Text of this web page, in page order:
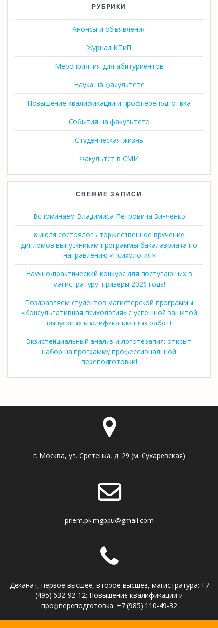
РУБРИКИ
Анонсы и объявления
Журнал КПиП
Мероприятия для абитуриентов
Наука на факультете
Повышение квалификации и профпереподготвка
События на факультете
Студенческая жизнь
Факультет в СМИ
СВЕЖИЕ ЗАПИСИ
Вспоминаем Владимира Петровича Зинченко
8 июля состоялось торжественное вручение
дипломов выпускникам программы бакалавриата по
направлению «Психология»
Научно-практический конкурс для поступающих в
магистратуру: призеры 2026 года!
Поздравляем студентов магистерской программы
«Консультативная психология» с успешной защитой
выпускных квалификационных работ!
Экзистенциальный анализ и логотерапия: открыт
набор на программу профессиональной
переподготовки!
г. Москва, ул. Сретенка, д. 29 (м. Сухаревская)
priem.pk.mgppu@gmail.com
Деканат, первое высшее, второе высшее, магистратура: +7
(495) 632-92-12; Повышение квалификации и
профпереподготовка: +7 (985) 110-49-32